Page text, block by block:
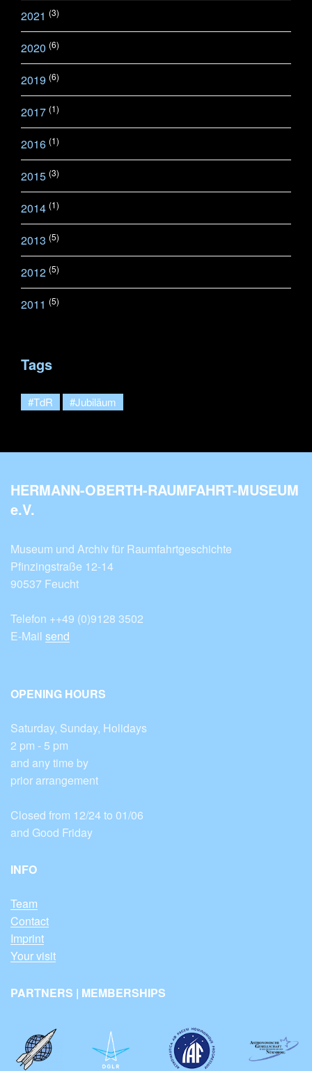
2021 (3)
2020 (6)
2019 (6)
2017 (1)
2016 (1)
2015 (3)
2014 (1)
2013 (5)
2012 (5)
2011 (5)
Tags
#TdR #Jubiläum
HERMANN-OBERTH-RAUMFAHRT-MUSEUM
e.V.
Museum und Archiv für Raumfahrtgeschichte
Pfinzingstraße 12-14
90537 Feucht
Telefon ++49 (0)9128 3502
E-Mail send
OPENING HOURS
Saturday, Sunday, Holidays
2 pm - 5 pm
and any time by
prior arrangement
Closed from 12/24 to 01/06
and Good Friday
INFO
Team
Contact
Imprint
Your visit
PARTNERS | MEMBERSHIPS